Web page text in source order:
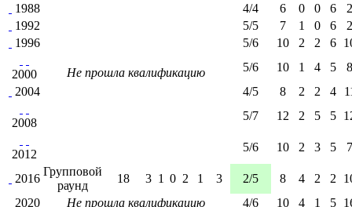
Не прошла квалификацию
1988
4/4 6 0 0 6
2
1992
5/5 7 1 0 6
2
1996
5/6 10 2 2 6
2000
5/6 10 1 4 5
8
2004
4/5 8 2 2 4
2008
5/7 12 2 5 5
2012
5/6 10 2 3 5 7
2016
Групповой
раунд
18 3 1 0 2 1 3 2/5 8 4 2 2
2020
Не прошла квалификацию 4/6 10 4 1 5